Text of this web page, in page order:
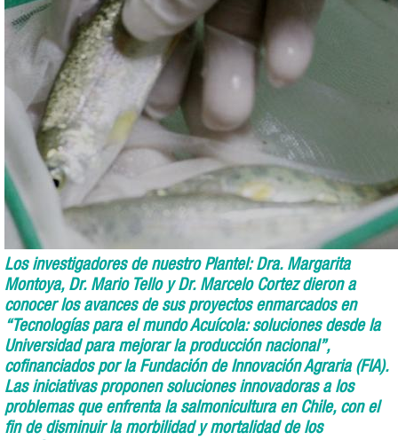
Los investigadores de nuestro Plantel: Dra. Margarita
Montoya, Dr. Mario Tello y Dr. Marcelo Cortez dieron a
conocer los avances de sus proyectos enmarcados en
“Tecnologías para el mundo Acuícola: soluciones desde la
Universidad para mejorar la producción nacional”,
cofinanciados por la Fundación de Innovación Agraria (FIA).
Las iniciativas proponen soluciones innovadoras a los
problemas que enfrenta la salmonicultura en Chile, con el
fin de disminuir la morbilidad y mortalidad de los